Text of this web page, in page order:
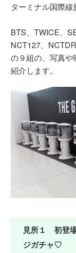
ターミナル国際線
BTS、TWICE、
NCT127、
の９組の、写真
紹介します。
見所１ 初登
ジガチャ♡